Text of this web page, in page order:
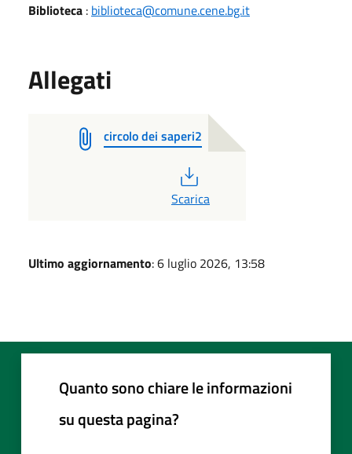
Biblioteca : biblioteca@comune.cene.bg.it
Allegati
circolo dei saperi2
Scarica
Ultimo aggiornamento: 6 luglio 2026, 13:58
Quanto sono chiare le informazioni
su questa pagina?